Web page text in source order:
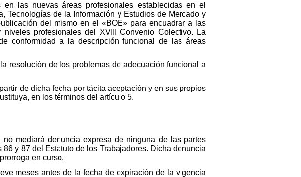
las nuevas áreas profesionales establecidas en el
Tecnologías de la Información y Estudios de Mercado y
del mismo en el «BOE» para encuadrar a las
profesionales del XVIII Convenio Colectivo. La
conformidad a la descripción funcional de las áreas
resolución de los problemas de adecuación funcional a
de dicha fecha por tácita aceptación y en sus propios
en los términos del artículo 5.
mediará denuncia expresa de ninguna de las partes
y 87 del Estatuto de los Trabajadores. Dicha denuncia
en curso.
meses antes de la fecha de expiración de la vigencia